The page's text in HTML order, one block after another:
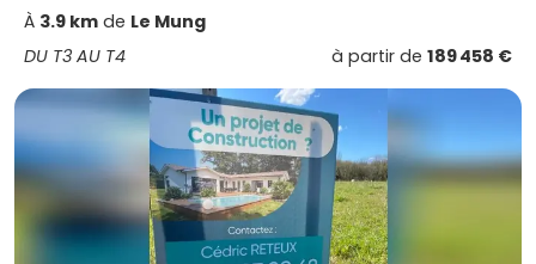
À 3.9 km de Le Mung
DU T3 AU T4
à partir de 189 458 €